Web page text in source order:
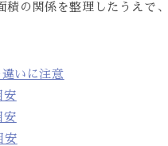
積の関係を整理したうえで
いに注意
安
安
安